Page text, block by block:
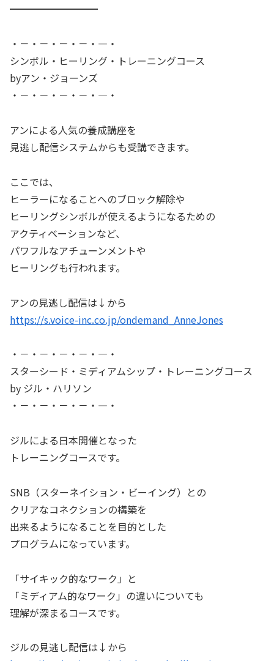
━━━━━━━━━
・－・－・－・－・―・
シンボル・ヒーリング・トレーニングコース
byアン・ジョーンズ
・－・－・－・－・―・
アンによる人気の養成講座を
見逃し配信システムからも受講できます。
ここでは、
ヒーラーになることへのブロック解除や
ヒーリングシンボルが使えるようになるための
アクティベーションなど、
パワフルなアチューンメントや
ヒーリングも行われます。
アンの見逃し配信は↓から
https://s.voice-inc.co.jp/ondemand_AnneJones
・－・－・－・－・―・
スターシード・ミディアムシップ・トレーニングコース
by ジル・ハリソン
・－・－・－・－・―・
ジルによる日本開催となった
トレーニングコースです。
SNB（スターネイション・ビーイング）との
クリアなコネクションの構築を
出来るようになることを目的とした
プログラムになっています。
「サイキック的なワーク」と
「ミディアム的なワーク」の違いについても
理解が深まるコースです。
ジルの見逃し配信は↓から